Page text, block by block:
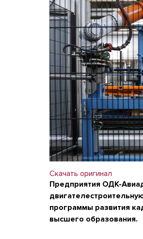
Скачать оригинал
Предприятия ОДК-
программы развития
высшего образования.